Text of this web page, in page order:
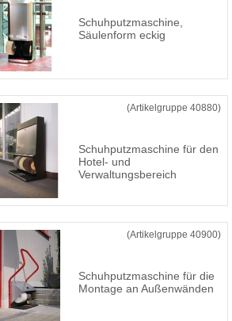
Schuhputzmaschine,
Säulenform eckig
(Artikelgruppe 40880)
Schuhputzmaschine für den
Hotel- und
Verwaltungsbereich
(Artikelgruppe 40900)
Schuhputzmaschine für die
Montage an Außenwänden